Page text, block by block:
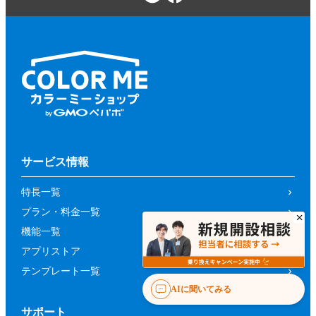
サービス情報
特長一覧
プラン・料金一覧
機能一覧
アプリストア
テンプレート一覧
サポート
AIに聞いてみる